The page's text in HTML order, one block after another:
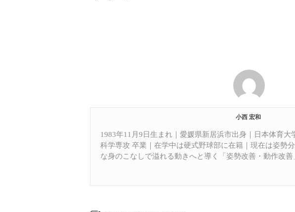
小西 宏和
1983年11月9日生まれ｜愛媛県新居浜市出身｜日本体育大
科学専攻 卒業｜在学中は硬式野球部に在籍｜現在は姿勢
な身のこなしで溢れる動きへと導く「姿勢改善・動作改善